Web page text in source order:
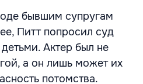
бывшим супругам
Питт попросил суд
Актер был не
а он лишь может их
потомства.